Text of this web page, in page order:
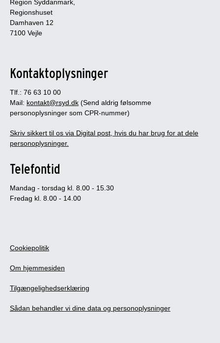
Region Syddanmark,
Regionshuset
Damhaven 12
7100 Vejle
Kontaktoplysninger
Tlf.: 76 63 10 00
Mail: kontakt@rsyd.dk (Send aldrig følsomme
personoplysninger som CPR-nummer)
Skriv sikkert til os via Digital post, hvis du har brug for at dele
personoplysninger.
Telefontid
Mandag - torsdag kl. 8.00 - 15.30
Fredag kl. 8.00 - 14.00
Cookiepolitik
Om hjemmesiden
Tilgængelighedserklæring
Sådan behandler vi dine data og personoplysninger